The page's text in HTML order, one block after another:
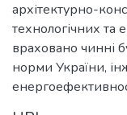
архітектурно-
технологічних та
враховано чинні
норми України,